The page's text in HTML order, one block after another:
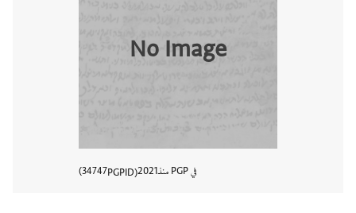
No Image
في PGP منذ 2021
PGPID
34747